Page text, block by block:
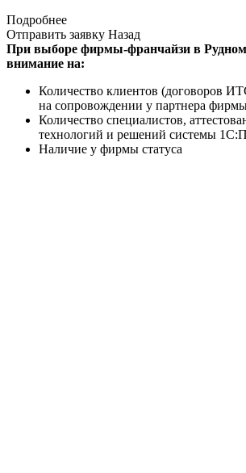
Подробнее
Отправить заявку Назад
При выборе фирмы-франчайзи в
внимание на:
Количество клиентов (договоров
на сопровождении у партнера
Количество специалистов,
технологий и решений системы
Наличие у фирмы статуса